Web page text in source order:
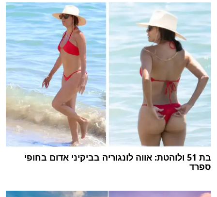
בת 51 ולוהטת: אווה לונגוריה בביקיני אדום בחופי
ספרד